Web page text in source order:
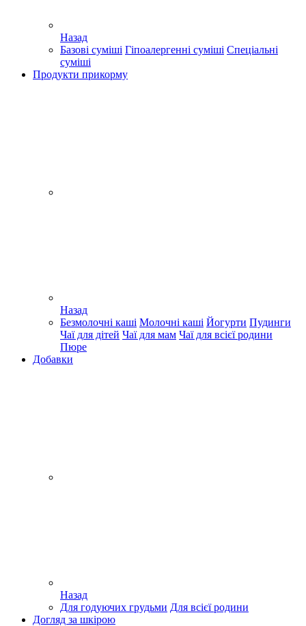
Назад
Базові суміші Гіпоалергенні суміші Спеціальні
суміші
Продукти прикорму
Назад
Безмолочні каші Молочні каші Йогурти Пудинги
Чаї для дітей Чаї для мам Чаї для всієї родини
Пюре
Добавки
Назад
Для годуючих грудьми Для всієї родини
Догляд за шкірою